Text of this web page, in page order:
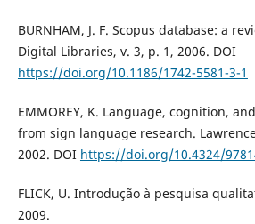
BURNHAM, J. F. Scopus database: a
Digital Libraries, v. 3, p. 1, 2006. DOI
https://doi.org/10.1186/1742-5581-3-1
EMMOREY, K. Language, cognition,
from sign language research.
2002. DOI https://doi.org/10.4324/
FLICK, U. Introdução à pesquisa
2009.